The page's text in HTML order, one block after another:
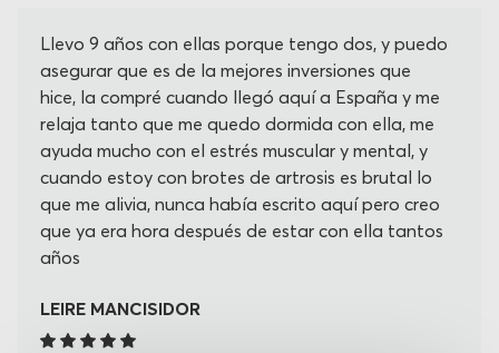
Llevo 9 años con ellas porque tengo dos, y puedo
asegurar que es de la mejores inversiones que
hice, la compré cuando llegó aquí a España y me
relaja tanto que me quedo dormida con ella, me
ayuda mucho con el estrés muscular y mental, y
cuando estoy con brotes de artrosis es brutal lo
que me alivia, nunca había escrito aquí pero creo
que ya era hora después de estar con ella tantos
años
LEIRE MANCISIDOR